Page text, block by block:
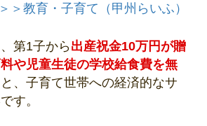
＞＞教育・子育て（甲州らいふ）
第1子から出産祝金10万円が贈
や児童生徒の学校給食費を無
と、子育て世帯への経済的なサ
す。